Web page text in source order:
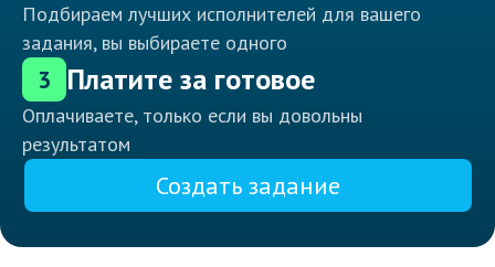
Подбираем лучших исполнителей для вашего
задания, вы выбираете одного
3 Платите за готовое
Оплачиваете, только если вы довольны
результатом
Создать задание